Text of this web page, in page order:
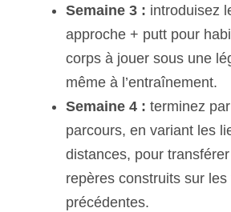
Semaine 3 : introduisez
approche + putt pour
corps à jouer sous une
même à l’entraînement.
Semaine 4 : terminez
parcours, en variant les
distances, pour
repères construits sur
précédentes.